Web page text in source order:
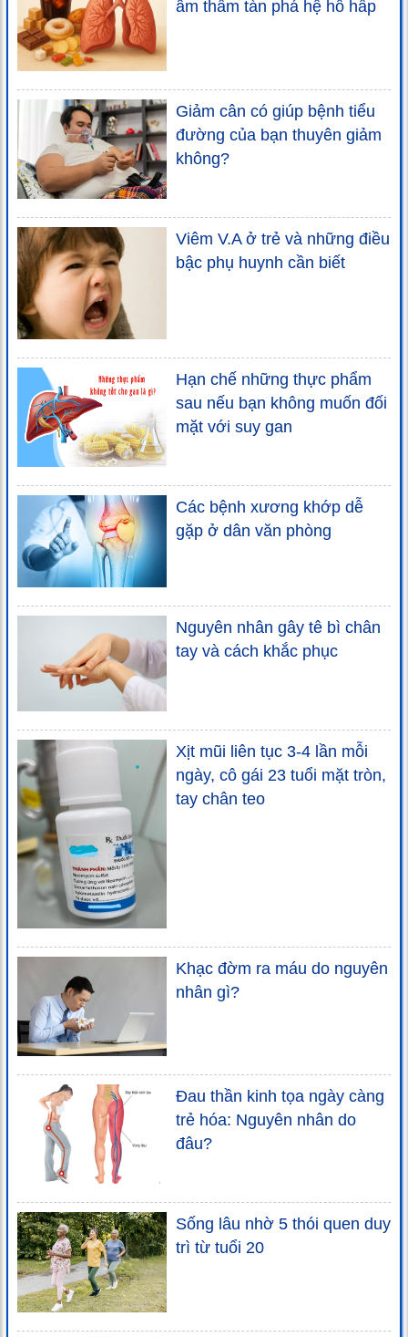
âm thầm tàn phá hệ hô hấp
Giảm cân có giúp bệnh tiểu
đường của bạn thuyên giảm
không?
Viêm V.A ở trẻ và những điều
bậc phụ huynh cần biết
Hạn chế những thực phẩm
sau nếu bạn không muốn đối
mặt với suy gan
Các bệnh xương khớp dễ
gặp ở dân văn phòng
Nguyên nhân gây tê bì chân
tay và cách khắc phục
Xịt mũi liên tục 3-4 lần mỗi
ngày, cô gái 23 tuổi mặt tròn,
tay chân teo
Khạc đờm ra máu do nguyên
nhân gì?
Đau thần kinh tọa ngày càng
trẻ hóa: Nguyên nhân do
đâu?
Sống lâu nhờ 5 thói quen duy
trì từ tuổi 20